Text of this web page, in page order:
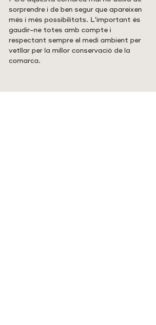
sorprendre i de ben segur que apareixen
més i més possibilitats. L'important és
gaudir-ne totes amb compte i
respectant sempre el medi ambient per
vetllar per la millor conservació de la
comarca.